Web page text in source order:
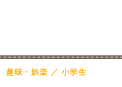
趣味・娯楽 小学生